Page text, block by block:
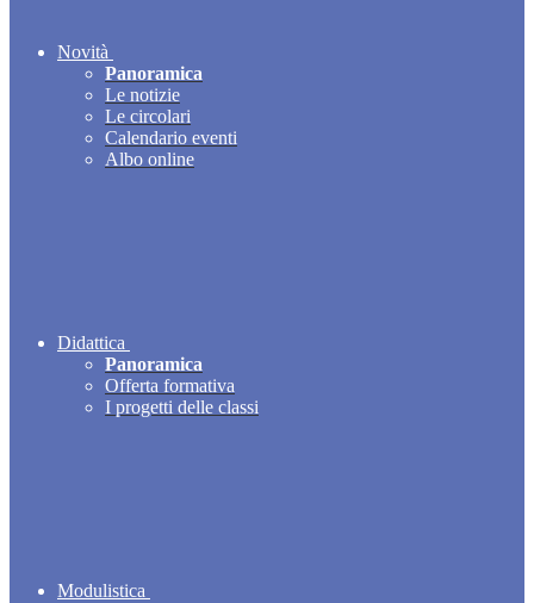
Novità
Panoramica
Le notizie
Le circolari
Calendario eventi
Albo online
Didattica
Panoramica
Offerta formativa
I progetti delle classi
Modulistica